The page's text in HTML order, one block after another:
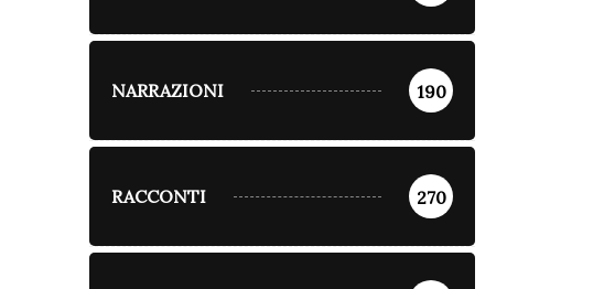
NARRAZIONI 190
RACCONTI 270